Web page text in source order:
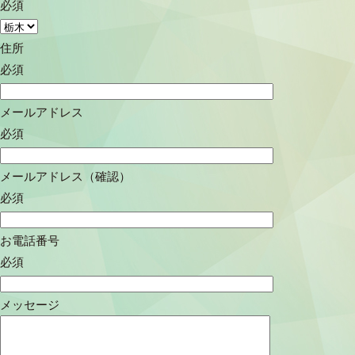
必須
住所
必須
メールアドレス
必須
メールアドレス（確認）
必須
お電話番号
必須
メッセージ